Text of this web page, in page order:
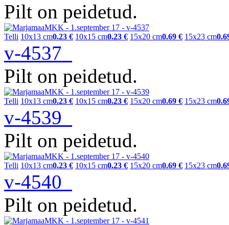
Pilt on peidetud.
Telli 10x13 cm0.23 € 10x15 cm0.23 € 15x20 cm0.69 € 15x23 cm
v-4537
Pilt on peidetud.
Telli 10x13 cm0.23 € 10x15 cm0.23 € 15x20 cm0.69 € 15x23 cm
v-4539
Pilt on peidetud.
Telli 10x13 cm0.23 € 10x15 cm0.23 € 15x20 cm0.69 € 15x23 cm
v-4540
Pilt on peidetud.